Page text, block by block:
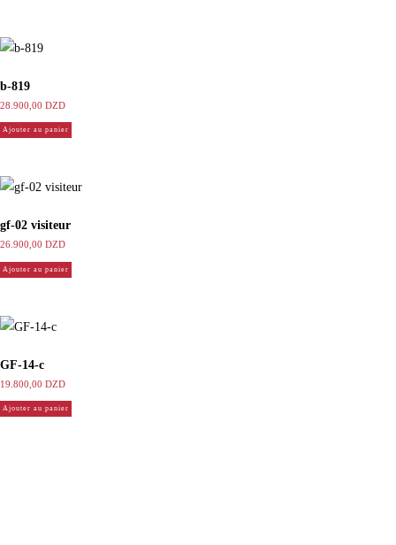
b-819
28.900,00 DZD
Ajouter au panier
gf-02 visiteur
26.900,00 DZD
Ajouter au panier
GF-14-c
19.800,00 DZD
Ajouter au panier